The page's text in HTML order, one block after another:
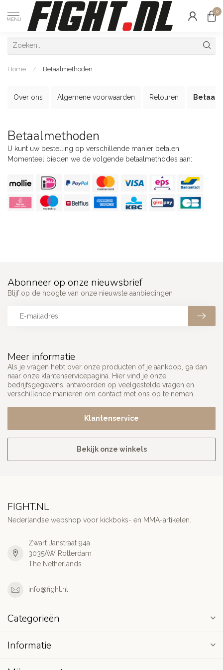
MENU
0
Home / Betaalmethoden
Over ons Algemene voorwaarden Retouren
Betaalmethoden
U kunt uw bestelling op verschillende manier betalen.
Momenteel bieden we de volgende betaalmethodes aan:
Meer informatie
Als je vragen hebt over onze producten of je aankoop, ga dan
naar onze klantenservicepagina. Hier vind je onze
bedrijfsgegevens, antwoorden op veelgestelde vragen en
verschillende manieren om contact met ons op te nemen.
Klantenservice
Bekijk onze winkels
Abonneer op onze nieuwsbrief
Blijf op de hoogte van onze nieuwste aanbiedingen
FIGHT.NL
Nederlandse webshop voor kickboks- en MMA-artikelen.
Zwart Janstraat 94a
3035AW Rotterdam
The Netherlands
info@fight.nl
Categorieën
Informatie